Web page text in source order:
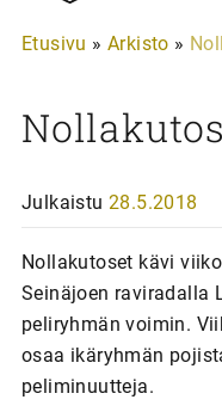
Etusivu » Arkisto »
Julkaistu 28.5.2018
Nollakutoset kävi
Seinäjoen raviradalla
peliryhmän voimin.
osaa ikäryhmän
peliminuutteja.